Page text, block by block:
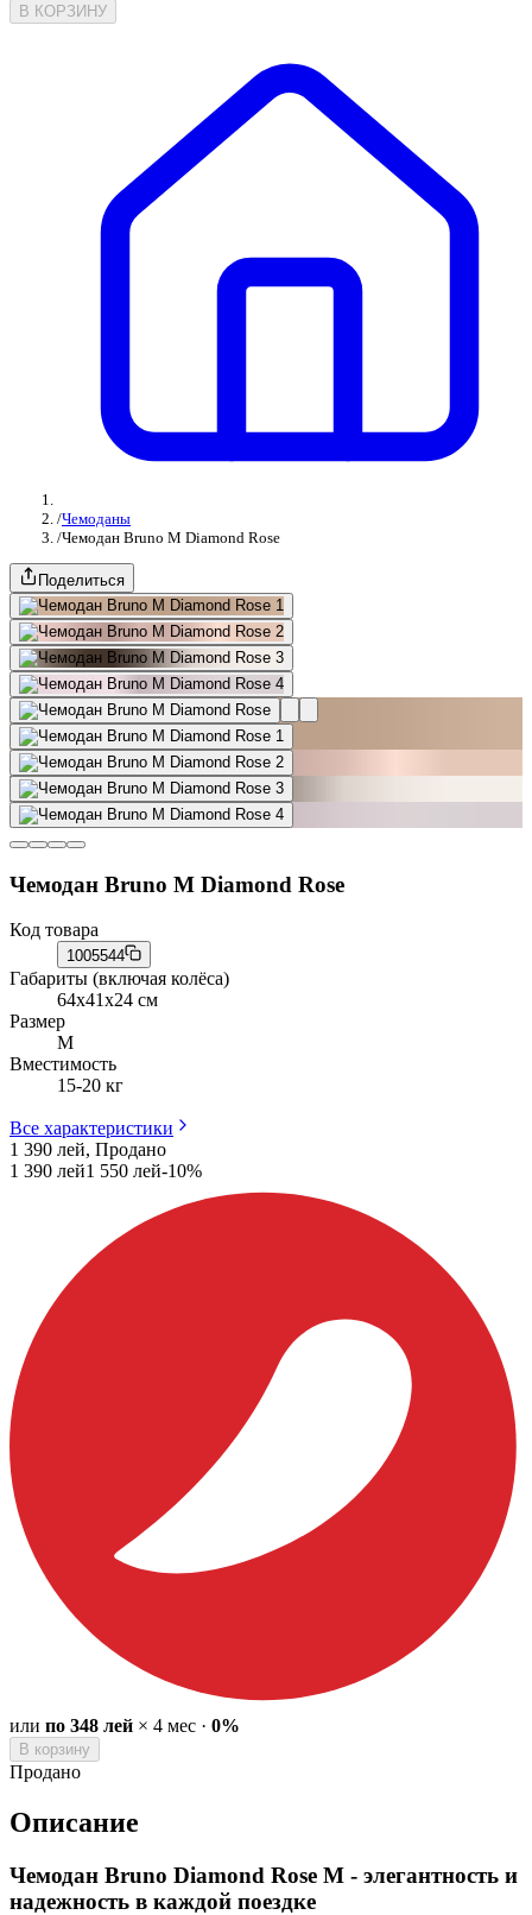
В КОРЗИНУ
/Чемоданы
/Чемодан Bruno M Diamond Rose
Поделиться
Чемодан Bruno M Diamond Rose
Код товара
1005544
Габариты (включая колёса)
64х41х24 см
Размер
M
Вместимость
15-20 кг
Все характеристики
1 390 лей, Продано
1 390 лей1 550 лей-10%
или по 348 лей × 4 мес · 0%
В корзину
Продано
Описание
Чемодан Bruno Diamond Rose M - элегантность и
надежность в каждой поездке